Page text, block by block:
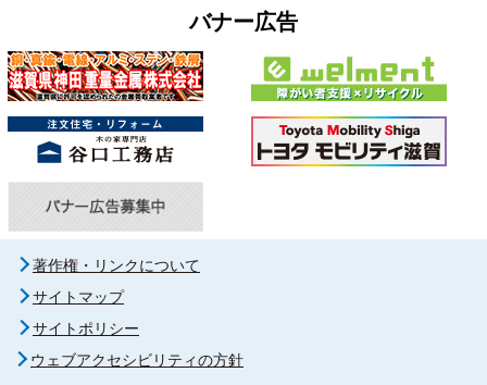
バナー広告
著作権・リンクについて
サイトマップ
サイトポリシー
ウェブアクセシビリティの方針